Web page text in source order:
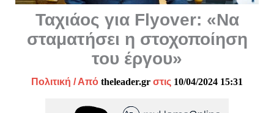
Ταχιάος για Flyover: «Να
σταματήσει η στοχοποίηση
του έργου»
Πολιτική / Από theleader.gr στις 10/04/2024 15:31